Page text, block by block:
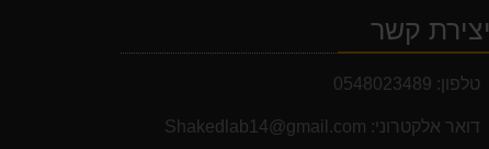
יצירת קשר
טלפון: 0548023489
דואר אלקטרוני: Shakedlab14@gmail.com